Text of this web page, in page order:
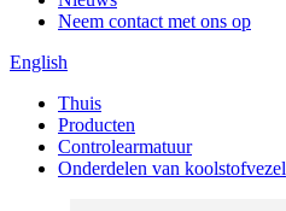
Neem contact met ons op
English
Thuis
Producten
Controlearmatuur
Onderdelen van koolstofvezel